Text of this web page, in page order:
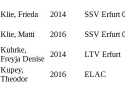
Klie, Frieda 2014 SSV Erfurt
Klie, Matti 2016 SSV Erfurt
Kuhrke,
Freyja Denise
2014 LTV Erfurt
Kupey,
Theodor
2016 ELAC